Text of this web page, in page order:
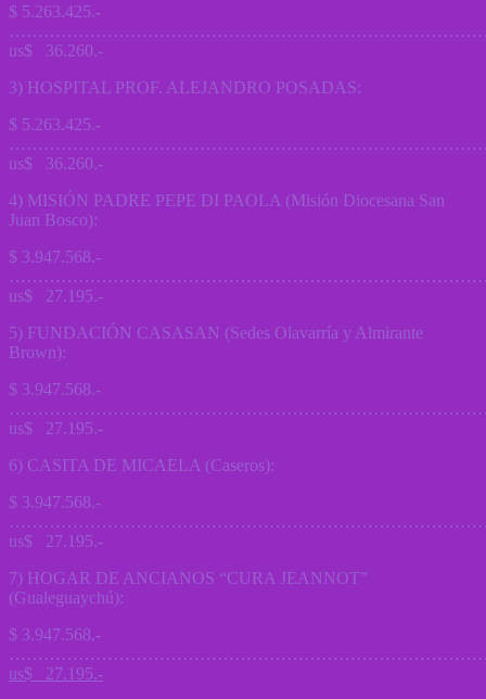
$ 5.263.425.-
us$ 36.260.-
3) HOSPITAL PROF. ALEJANDRO POSADAS:
$ 5.263.425.-
us$ 36.260.-
4) MISIÓN PADRE PEPE DI PAOLA (Misión Diocesana San
Juan Bosco):
$ 3.947.568.-
us$ 27.195.-
5) FUNDACIÓN CASASAN (Sedes Olavarría y Almirante
Brown):
$ 3.947.568.-
us$ 27.195.-
6) CASITA DE MICAELA (Caseros):
$ 3.947.568.-
us$ 27.195.-
7) HOGAR DE ANCIANOS “CURA JEANNOT”
(Gualeguaychú):
$ 3.947.568.-
us$ 27.195.-